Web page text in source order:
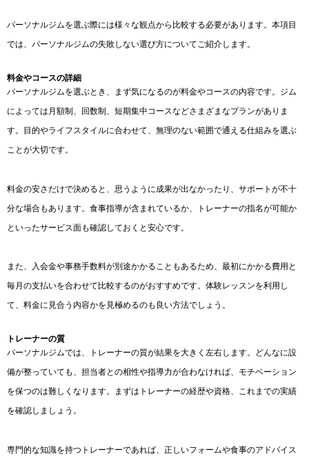
パーソナルジムを選ぶ際には様々な観点から比較する必要があります。本項目
では、パーソナルジムの失敗しない選び方についてご紹介します。
料金やコースの詳細
パーソナルジムを選ぶとき、まず気になるのが料金やコースの内容です。ジム
によっては月額制、回数制、短期集中コースなどさまざまなプランがありま
す。目的やライフスタイルに合わせて、無理のない範囲で通える仕組みを選ぶ
ことが大切です。
料金の安さだけで決めると、思うように成果が出なかったり、サポートが不十
分な場合もあります。食事指導が含まれているか、トレーナーの指名が可能か
といったサービス面も確認しておくと安心です。
また、入会金や事務手数料が別途かかることもあるため、最初にかかる費用と
毎月の支払いを合わせて比較するのがおすすめです。体験レッスンを利用し
て、料金に見合う内容かを見極めるのも良い方法でしょう。
トレーナーの質
パーソナルジムでは、トレーナーの質が結果を大きく左右します。どんなに設
備が整っていても、担当者との相性や指導力が合わなければ、モチベーション
を保つのは難しくなります。まずはトレーナーの経歴や資格、これまでの実績
を確認しましょう。
専門的な知識を持つトレーナーであれば、正しいフォームや食事のアドバイス